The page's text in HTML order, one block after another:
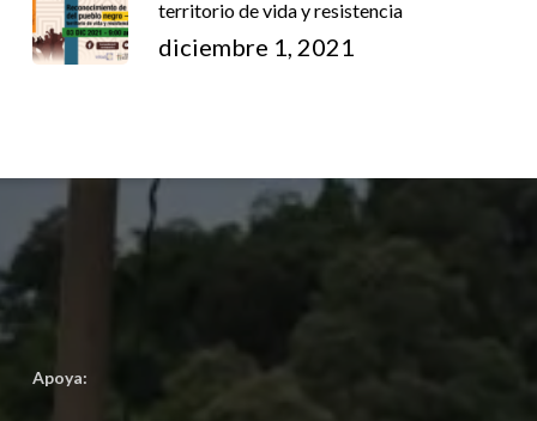
territorio de vida y resistencia
diciembre 1, 2021
Apoya: